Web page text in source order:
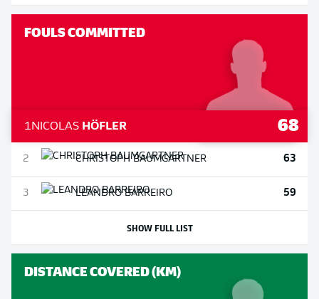
FOULS COMMITTED
1NICOLAS HÖFLER 68
2 CHRISTOPHBAUMGARTNER 63
3 LEANDROBARREIRO 59
SHOW FULL LIST
DISTANCE COVERED (KM)